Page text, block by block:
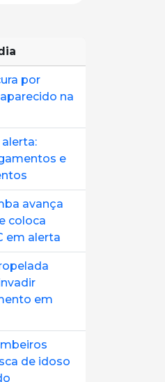
por
na
alerta:
e
avança
coloca
em alerta
em
de idoso